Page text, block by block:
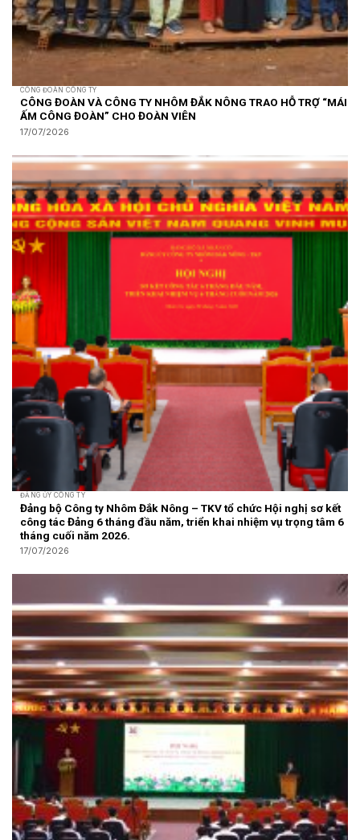
CÔNG ĐOÀN CÔNG TY
CÔNG ĐOÀN VÀ CÔNG TY NHÔM ĐẮK NÔNG TRAO HỖ TRỢ “MÁI
ẤM CÔNG ĐOÀN” CHO ĐOÀN VIÊN
17/07/2026
ĐẢNG ỦY CÔNG TY
Đảng bộ Công ty Nhôm Đắk Nông – TKV tổ chức Hội nghị sơ kết
công tác Đảng 6 tháng đầu năm, triển khai nhiệm vụ trọng tâm 6
tháng cuối năm 2026.
17/07/2026